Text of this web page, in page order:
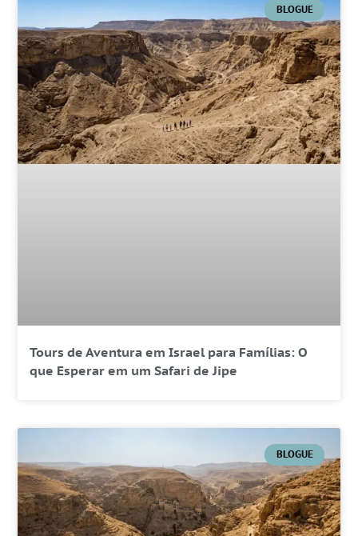
BLOGUE
Tours de Aventura em Israel para Famílias: O
que Esperar em um Safari de Jipe
BLOGUE